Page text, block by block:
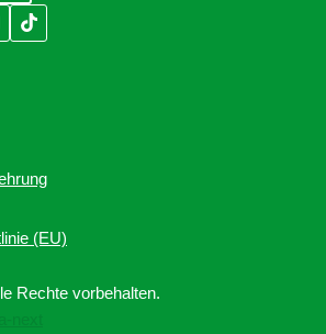
(EU)
Rechte vorbehalten.